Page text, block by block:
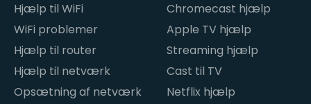
Hjælp til WiFi
WiFi problemer
Hjælp til router
Hjælp til netværk
Opsætning af netværk
Chromecast hjælp
Apple TV hjælp
Streaming hjælp
Cast til TV
Netflix hjælp